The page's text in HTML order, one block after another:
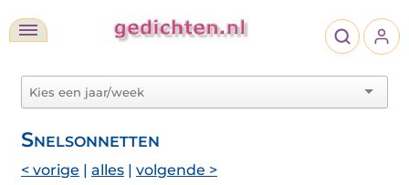
Snelsonnetten
< vorige | alles | volgende >